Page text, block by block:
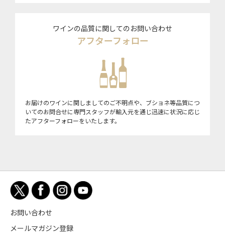
ワインの品質に関してのお問い合わせ
アフターフォロー
お届けのワインに関しましてのご不明点や、ブショネ等品質につ
いてのお問合せに専門スタッフが輸入元を通じ迅速に状況に応じ
たアフターフォローをいたします。
お問い合わせ
メールマガジン登録